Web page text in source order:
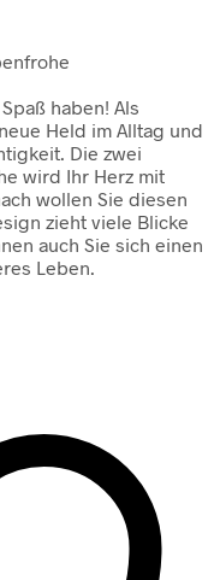
haben! Als
Held im Alltag und
Die zwei
wird Ihr Herz mit
wollen Sie diesen
zieht viele Blicke
auch Sie sich einen
Leben.